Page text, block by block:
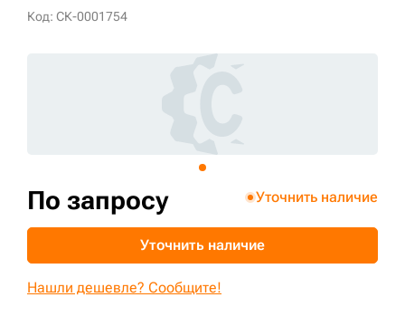
Код: СК-0001754
По запросу Уточнить наличие
Уточнить наличие
Нашли дешевле? Сообщите!
Контакты
+7 (499) 394-50-93